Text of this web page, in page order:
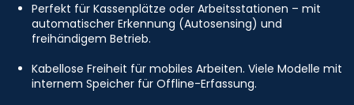
Perfekt für Kassenplätze oder Arbeitsstationen – mit
automatischer Erkennung (Autosensing) und
freihändigem Betrieb.
Kabellose Freiheit für mobiles Arbeiten. Viele Modelle mit
internem Speicher für Offline-Erfassung.